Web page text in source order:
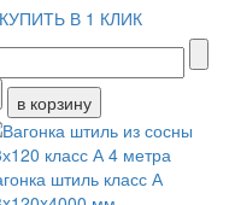
КУПИТЬ В 1 КЛИК
штиль класс А